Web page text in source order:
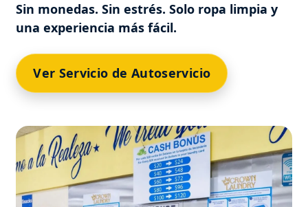
Sin monedas. Sin estrés. Solo ropa limpia y
una experiencia más fácil.
Ver Servicio de Autoservicio